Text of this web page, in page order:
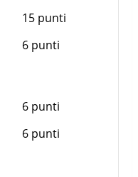
15 punti
6 punti
6 punti
6 punti